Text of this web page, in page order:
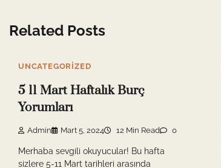
Related Posts
UNCATEGORIZED
5 11 Mart Haftalık Burç
Yorumları
Admin Mart 5, 2024 12 Min Read 0
Merhaba sevgili okuyucular! Bu hafta
sizlere 5-11 Mart tarihleri arasında